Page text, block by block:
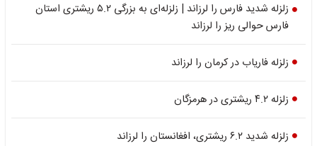
زلزله شدید فارس را لرزاند | زلزله‌ای به بزرگی ۵.۲ ریشتری استان
فارس حوالی ریز را لرزاند
زلزله فاریاب در کرمان را لرزاند
زلزله ۴.۲ ریشتری در هرمزگان
زلزله شدید ۶.۲ ریشتری، افغانستان را لرزاند